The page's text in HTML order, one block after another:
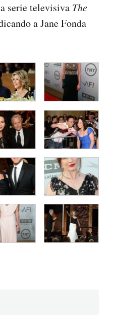
serie televisiva The
a Jane Fonda